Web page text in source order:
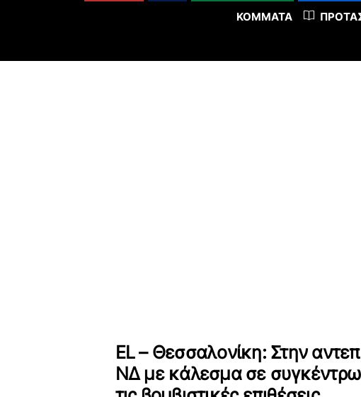
ΚΌΜΜΑΤΑ
EL – Θεσσαλονίκη: Στην
ΝΔ με κάλεσμα σε